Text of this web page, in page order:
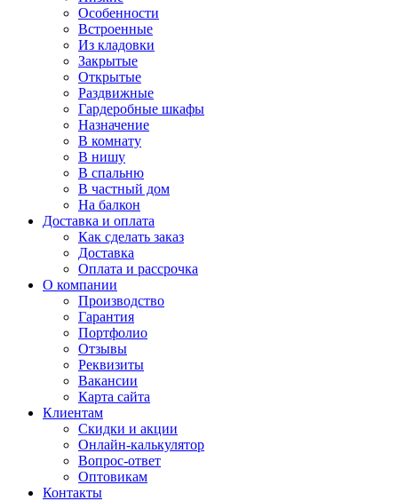
Особенности
Встроенные
Из кладовки
Закрытые
Открытые
Раздвижные
Гардеробные шкафы
Назначение
В комнату
В нишу
В спальню
В частный дом
На балкон
Доставка и оплата
Как сделать заказ
Доставка
Оплата и рассрочка
О компании
Производство
Гарантия
Портфолио
Отзывы
Реквизиты
Вакансии
Карта сайта
Клиентам
Скидки и акции
Онлайн-калькулятор
Вопрос-ответ
Оптовикам
Контакты